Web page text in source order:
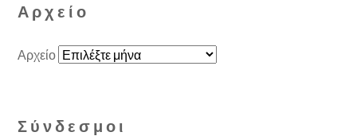
Αρχείο
Αρχείο
Σύνδεσμοι